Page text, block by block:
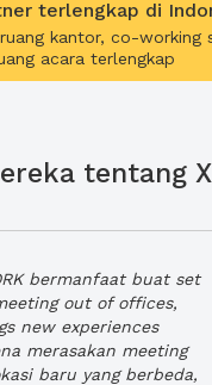
terlengkap di
kantor, co-working
acara terlengkap
tentang
bermanfaat buat set
out of offices,
new experiences
merasakan meeting
baru yang berbeda,